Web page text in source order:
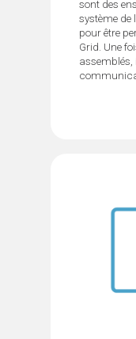
sont des
système de
pour être
Grid. Une
assemblés,